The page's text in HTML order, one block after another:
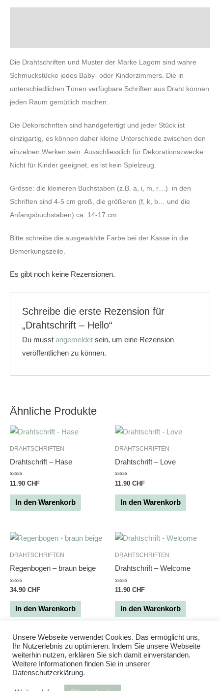
Die Drahtschriften und Muster der Marke Lagom sind wahre
Schmuckstücke jedes Baby- oder Kinderzimmers. Die in
unterschiedlichen Tönen verfügbare Schriften aus Draht können
jeden Raum gemütlich machen.
Die Dekorschriften sind handgefertigt und jeder Stück ist
einzigartig, es können daher kleine Unterschiede zwischen den
einzelnen Werken sein. Ausschliesslich für Dekorationszwecke.
Nicht für Kinder geeignet, es ist kein Spielzeug.
Grösse: die kleineren Buchstaben (z.B. a, i, m, r…) in den
Schriften sind 4-5 cm groß, die größeren (f, k, b… und die
Anfangsbuchstaben) ca. 14-17 cm
Bitte schreibe die ausgewählte Farbe bei der Kasse in die
Bemerkungszeile.
Es gibt noch keine Rezensionen.
Schreibe die erste Rezension für
„Drahtschrift – Hello“
Du musstangemeldet sein, um eine Rezension
veröffentlichen zu können.
Ähnliche Produkte
DRAHTSCHRIFTEN
Drahtschrift – Hase
Bewertet
0
von
11.90 CHF
In den Warenkorb
DRAHTSCHRIFTEN
Drahtschrift – Love
Bewertet
0
von
11.90 CHF
In den Warenkorb
DRAHTSCHRIFTEN
Regenbogen – braun beige
Bewertet
0
von
34.90 CHF
In den Warenkorb
DRAHTSCHRIFTEN
Drahtschrift – Welcome
Bewertet
0
von
11.90 CHF
In den Warenkorb
Unsere Webseite verwendet Cookies. Das ermöglicht uns,
Ihr Nutzerlebnis zu optimieren. Indem Sie unsere Webseite
weiterhin nutzen, erklären Sie sich damit einverstanden.
Weitere Informationen finden Sie in unserer
Datenschutzerklärung.